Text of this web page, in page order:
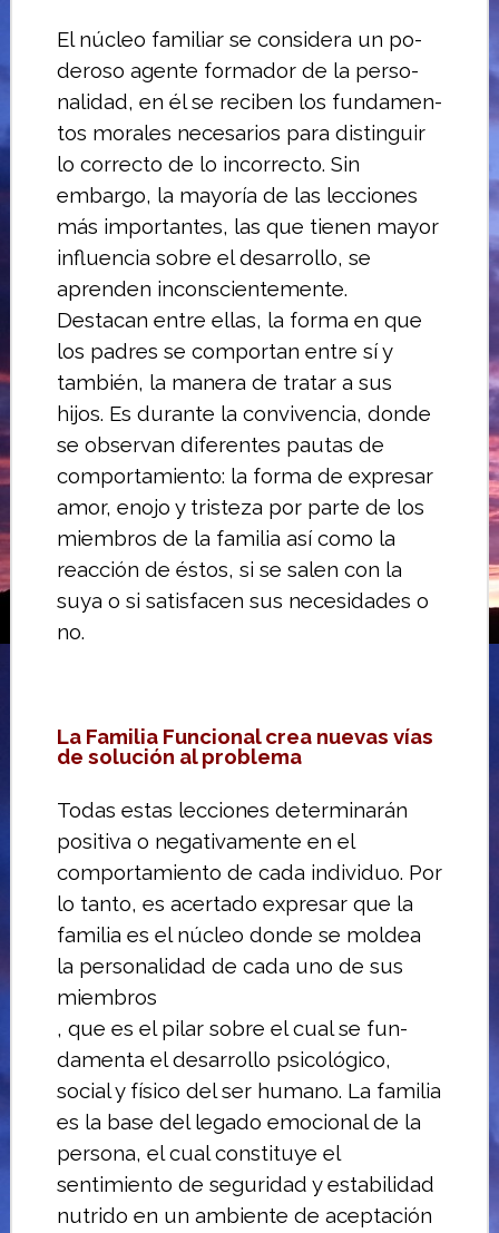
El núcleo familiar se considera un po­
deroso agente formador de la perso­
nalidad, en él se reciben los fundamen­
tos morales necesarios para distinguir
lo correcto de lo incorrecto. Sin
embargo, la mayoría de las lecciones
más importan­tes, las que tienen mayor
influencia sobre el desarrollo, se
aprenden inconscientemente.
Destacan entre ellas, la forma en que
los padres se comportan entre sí y
también, la manera de tratar a sus
hijos. Es durante la convivencia, donde
se observan diferentes pautas de
comporta­miento: la forma de expresar
amor, enojo y tristeza por parte de los
miembros de la familia así como la
reacción de éstos, si se salen con la
suya o si satisfacen sus necesidades o
no.
La Familia Funcional crea nuevas vías
de solución al problema
Todas estas lecciones determinarán
po­sitiva o negativamente en el
comporta­miento de cada individuo. Por
lo tanto, es acertado expresar que la
familia es el núcleo donde se moldea
la personalidad de cada uno de sus
miem­bros
, que es el pilar sobre el cual se fun­
damenta el desarrollo psicológico,
social y físico del ser humano. La familia
es la base del legado emo­cional de la
persona, el cual constituye el
sentimiento de seguridad y estabilidad
nutrido en un ambiente de aceptación